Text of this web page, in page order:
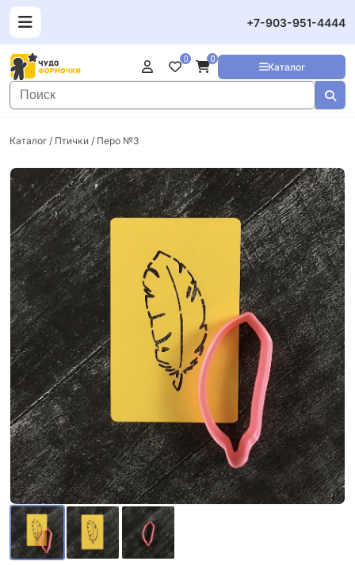
+7-903-951-4444
Каталог
0 0
Каталог / Птички / Перо №3